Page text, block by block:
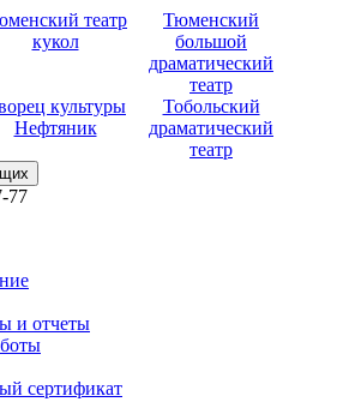
театр
кукол
Тюменский
большой
драматический
театр
культуры
Нефтяник
Тобольский
драматический
театр
77
и отчеты
сертификат